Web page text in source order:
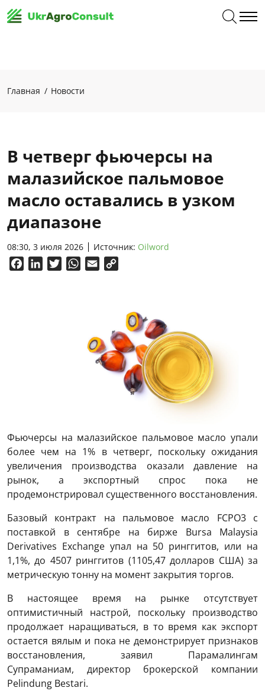
Главная Новости
В четверг фьючерсы на
малазийское пальмовое
масло оставались в узком
диапазоне
08:30, 3 июля 2026 Источник: Oilword
FacebookLinkedInTwitterWhatsApp
Email
Фьючерсы на малазийское пальмовое масло упали
более чем на 1% в четверг, поскольку ожидания
увеличения производства оказали давление на
рынок, а экспортный спрос пока не
продемонстрировал существенного восстановления.
Базовый контракт на пальмовое масло FCPO3 с
поставкой в ​​сентябре на бирже Bursa Malaysia
Derivatives Exchange упал на 50 ринггитов, или на
1,1%, до 4507 ринггитов (1105,47 долларов США) за
метрическую тонну на момент закрытия торгов.
В настоящее время на рынке отсутствует
оптимистичный настрой, поскольку производство
продолжает наращиваться, в то время как экспорт
остается вялым и пока не демонстрирует признаков
восстановления, заявил Парамалингам
Супраманиам, директор брокерской компании
Pelindung Bestari.